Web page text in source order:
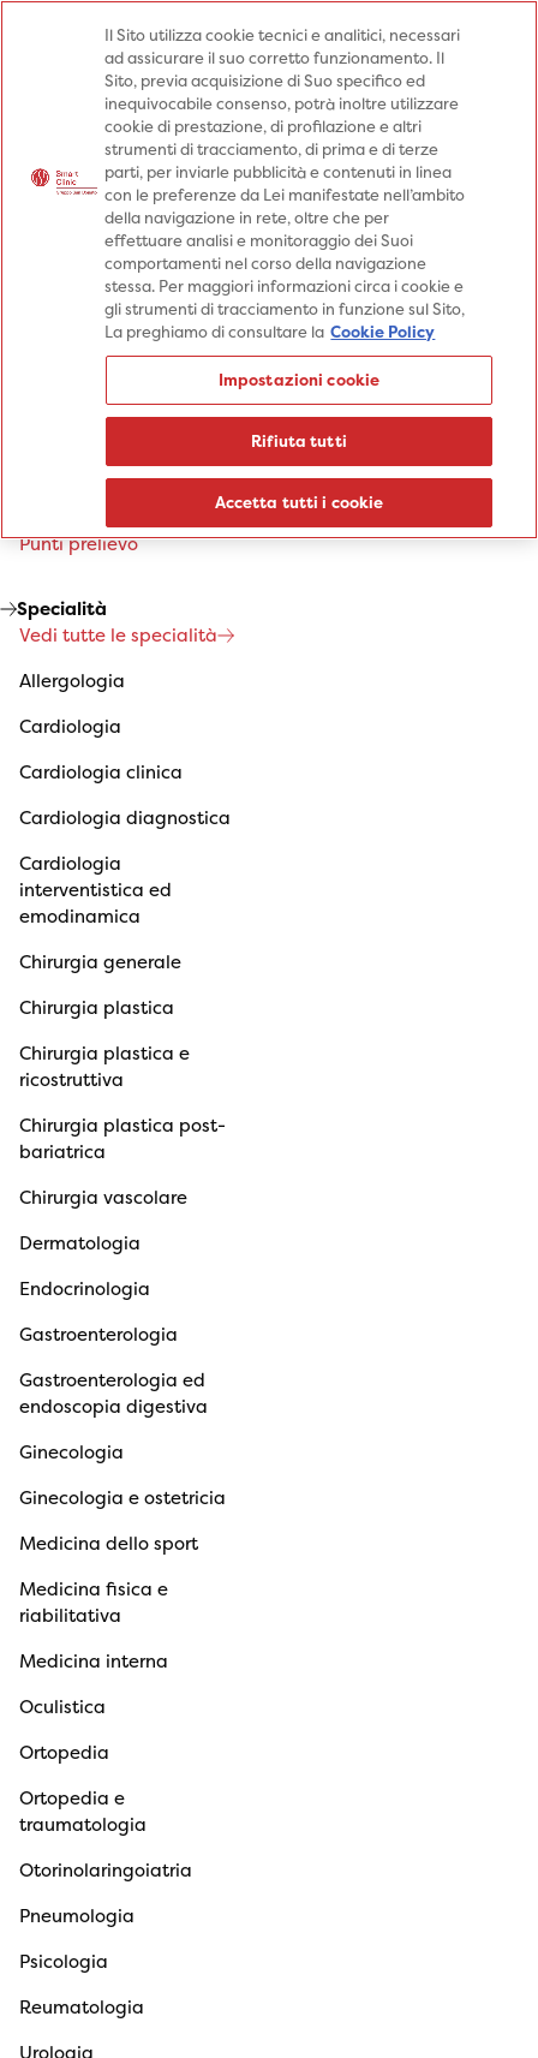
Prenota una visita
Prenota una visita
Specialità
Prestazioni
Patologie
Informazioni
Punti prelievo
Specialità
Vedi tutte le specialità
Allergologia
Cardiologia
Cardiologia clinica
Cardiologia diagnostica
Cardiologia
interventistica ed
emodinamica
Chirurgia generale
Chirurgia plastica
Chirurgia plastica e
ricostruttiva
Chirurgia plastica post-
bariatrica
Chirurgia vascolare
Dermatologia
Endocrinologia
Gastroenterologia
Gastroenterologia ed
endoscopia digestiva
Ginecologia
Ginecologia e ostetricia
Medicina dello sport
Medicina fisica e
riabilitativa
Medicina interna
Oculistica
Ortopedia
Ortopedia e
traumatologia
Otorinolaringoiatria
Pneumologia
Psicologia
Reumatologia
Urologia
Medici Punti prelievo
Specialità
Prestazioni
Patologie
Sedi
Percorsi
Informazioni
Prenota una visita
Prenota una visita
Il Sito utilizza cookie tecnici e analitici, necessari
ad assicurare il suo corretto funzionamento. Il
Sito, previa acquisizione di Suo specifico ed
inequivocabile consenso, potrà inoltre utilizzare
cookie di prestazione, di profilazione e altri
strumenti di tracciamento, di prima e di terze
parti, per inviarle pubblicità e contenuti in linea
con le preferenze da Lei manifestate nell’ambito
della navigazione in rete, oltre che per
effettuare analisi e monitoraggio dei Suoi
comportamenti nel corso della navigazione
stessa. Per maggiori informazioni circa i cookie e
gli strumenti di tracciamento in funzione sul Sito,
La preghiamo di consultare la Cookie Policy
Impostazioni cookie
Rifiuta tutti
Accetta tutti i cookie